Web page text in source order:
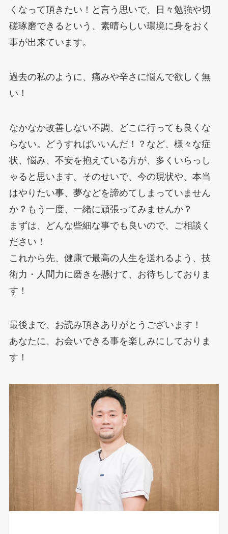
くなって頂きたい！と言う思いで、日々勉強や切
磋琢磨できるという、素晴らしい環境に身をおく
事が出来ています。
過去の私のように、痛みや辛さに悩んで欲しく無
い！
なかなか改善しない不調、どこに行っても良くな
らない。どうすればいいんだ！？など、様々な症
状、悩み、不安を抱えている方が、多くいらっし
ゃると思います。そのせいで、今の現状や、本当
はやりたい事、夢などを諦めてしまっていません
か？もう一度、一緒に頑張ってみませんか？
まずは、どんな些細な事でも良いので、ご相談く
ださい！
これから先、健康で最高の人生を送れるよう、技
術力・人間力に磨きを懸けて、お待ちしておりま
す！
最後まで、お読み頂きありがとうございます！
あなたに、お会いできる事を楽しみにしておりま
す！